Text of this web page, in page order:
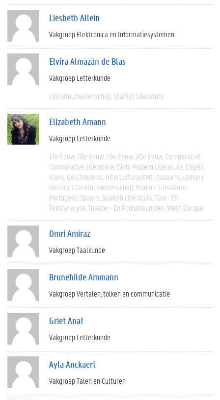
Liesbeth Allein
Vakgroep Elektronica en Informatiesystemen
Elvira Almazán de Blas
Vakgroep Letterkunde
Literatuurwetenschap Spanish Literature
Elizabeth Amann
Vakgroep Letterkunde
17e Eeuw 18e Eeuw 19e Eeuw 20e Eeuw Comparatief
Comparative Literature Early Modern Literature Engels
Frans Geschiedenis Interculturaliteit Italiaans Literary
History Literatuurwetenschap Modern Literature
Portugees Spaans Spanish Literature Taal- En
Tekstanalyse Theater- En Podiumkunsten West-Europa
Omri Amiraz
Vakgroep Taalkunde
Brunehilde Ammann
Vakgroep Vertalen, tolken en communicatie
Griet Anaf
Vakgroep Letterkunde
Ayla Anckaert
Vakgroep Talen en Culturen